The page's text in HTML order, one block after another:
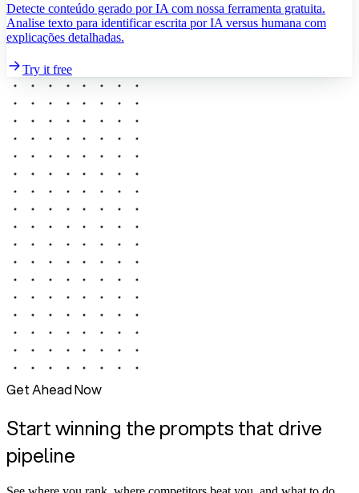
Detecte conteúdo gerado por IA com nossa ferramenta gratuita.
Analise texto para identificar escrita por IA versus humana com
explicações detalhadas.
Try it free
Get Ahead Now
Start winning the prompts that drive
pipeline